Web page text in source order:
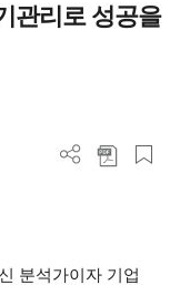
관리로 성공을
분석가이자 기업